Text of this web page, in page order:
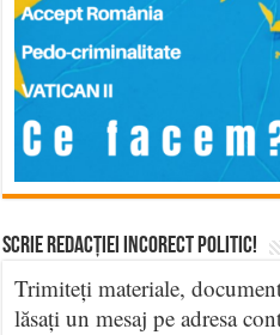
Scrie Redacției Incorect Politic!
Trimiteți materiale,
lăsați un mesaj pe adresa